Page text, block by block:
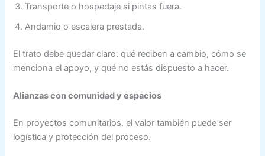
Transporte o hospedaje si pintas fuera.
Andamio o escalera prestada.
El trato debe quedar claro: qué reciben a cambio, cómo se
menciona el apoyo, y qué no estás dispuesto a hacer.
Alianzas con comunidad y espacios
En proyectos comunitarios, el valor también puede ser
logística y protección del proceso.